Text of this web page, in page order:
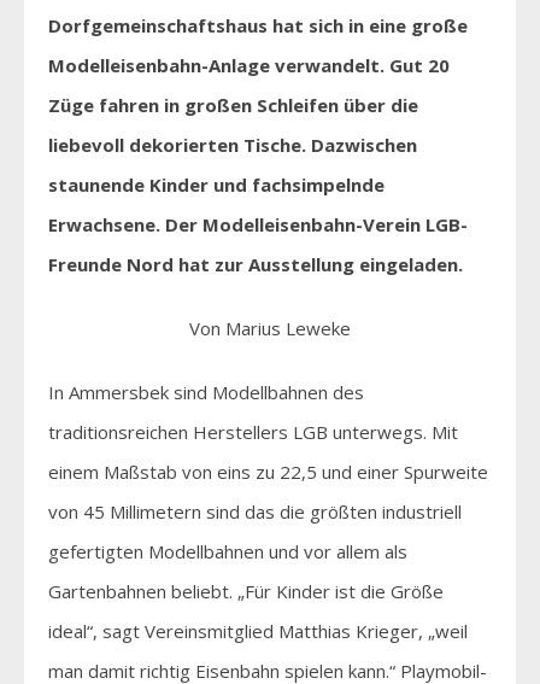
Dorfgemeinschaftshaus hat sich in eine große
Modelleisenbahn-Anlage verwandelt. Gut 20
Züge fahren in großen Schleifen über die
liebevoll dekorierten Tische. Dazwischen
staunende Kinder und fachsimpelnde
Erwachsene. Der Modelleisenbahn-Verein LGB-
Freunde Nord hat zur Ausstellung eingeladen.
Von Marius Leweke
In Ammersbek sind Modellbahnen des
traditionsreichen Herstellers LGB unterwegs. Mit
einem Maßstab von eins zu 22,5 und einer Spurweite
von 45 Millimetern sind das die größten industriell
gefertigten Modellbahnen und vor allem als
Gartenbahnen beliebt. „Für Kinder ist die Größe
ideal“, sagt Vereinsmitglied Matthias Krieger, „weil
man damit richtig Eisenbahn spielen kann.“ Playmobil-